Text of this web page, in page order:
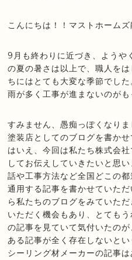
こんにちは！！マストホームズ
9月も終わりに近づき、ようや
の夏の暑さは以上で、職人を
ちにはとても大変な季節でし
雨が多く工事が進まないのがも
すみません、愚痴っぽくなり
塗装店としてのブログを書か
はいえ、今回は私たち株式会
してお伝えしていきたいと思
話や工事方法など全国どこの
通用する記事を書かせていた
ら私たちのブログをみていた
いただく機会もあり、とても
の記事を見ていて気付いたの
ある記事が全く存在しないと
シーリング材メーカーの記事